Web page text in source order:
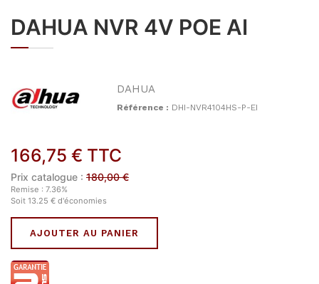
DAHUA NVR 4V POE AI
DAHUA
Référence : DHI-NVR4104HS-P-EI
166,75 € TTC
Prix catalogue : 180,00€
Remise : 7.36%
Soit 13.25 € d'économies
AJOUTER AU PANIER